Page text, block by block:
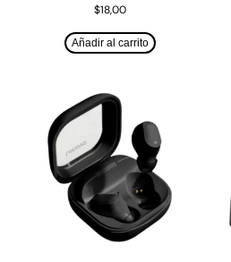
$18,00
Añadir al carrito